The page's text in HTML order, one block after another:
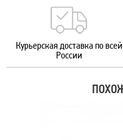
Курьерская доставка по всей
России